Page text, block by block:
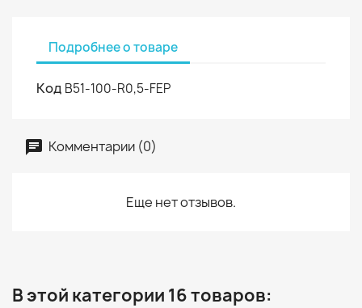
Подробнее о товаре
Код B51-100-R0,5-FEP
Комментарии (0)
Еще нет отзывов.
В этой категории 16 товаров: